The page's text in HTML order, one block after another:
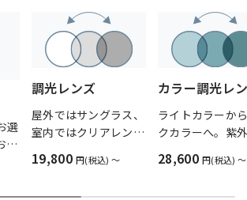
選
し
調光レンズ
屋外ではサングラス、
室内ではクリアレン
して、レンズの濃度が
19,800円(税込) 〜
カラー調光レ
ライトカラーか
クカラーへ。紫
の濃度が変化し
28,600円(税込) 〜